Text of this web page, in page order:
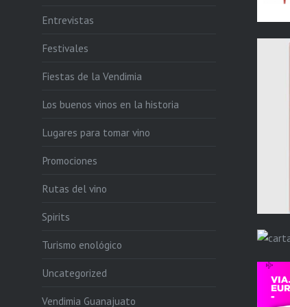
Entrevistas
Festivales
Fiestas de la Vendimia
Los buenos vinos en la historia
Lugares para tomar vino
Promociones
Rutas del vino
Spirits
Turismo enológico
Uncategorized
Vendimia Guanajuato